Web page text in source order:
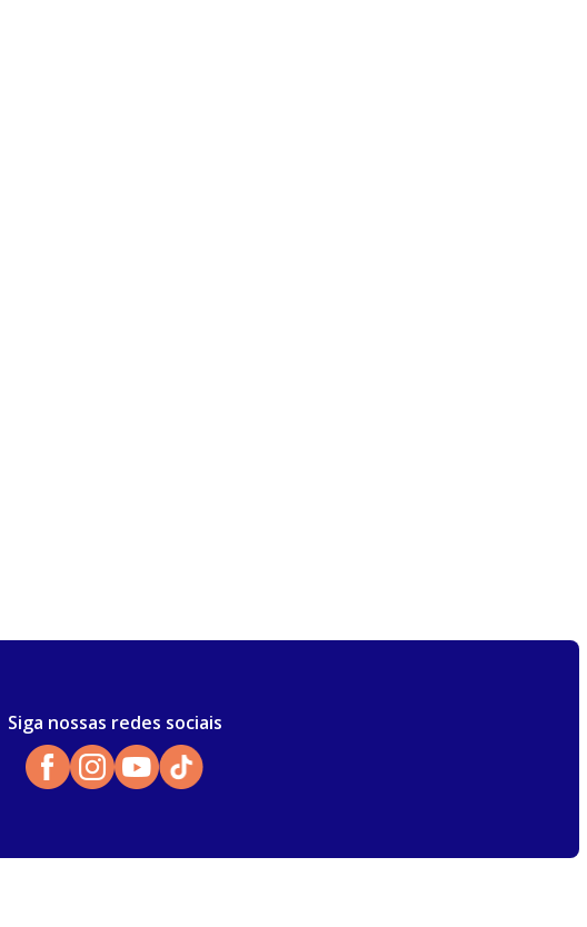
Siga nossas redes sociais